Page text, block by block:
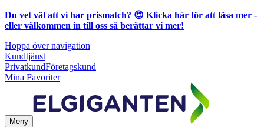
Du vet väl att vi har prismatch? 😍 Klicka här för att läsa mer -
eller välkommen in till oss så berättar vi mer!
Hoppa över navigation
Kundtjänst
PrivatkundFöretagskund
Mina Favoriter
Meny